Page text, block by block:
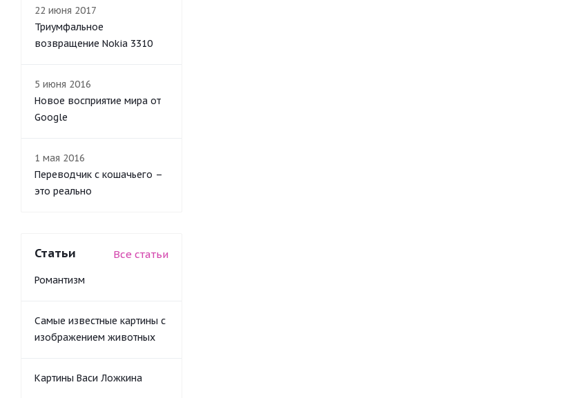
22 июня 2017
Триумфальное
возвращение Nokia 3310
5 июня 2016
Новое восприятие мира от
Google
1 мая 2016
Переводчик с кошачьего –
это реально
Статьи Все статьи
Романтизм
Самые известные картины с
изображением животных
Картины Васи Ложкина